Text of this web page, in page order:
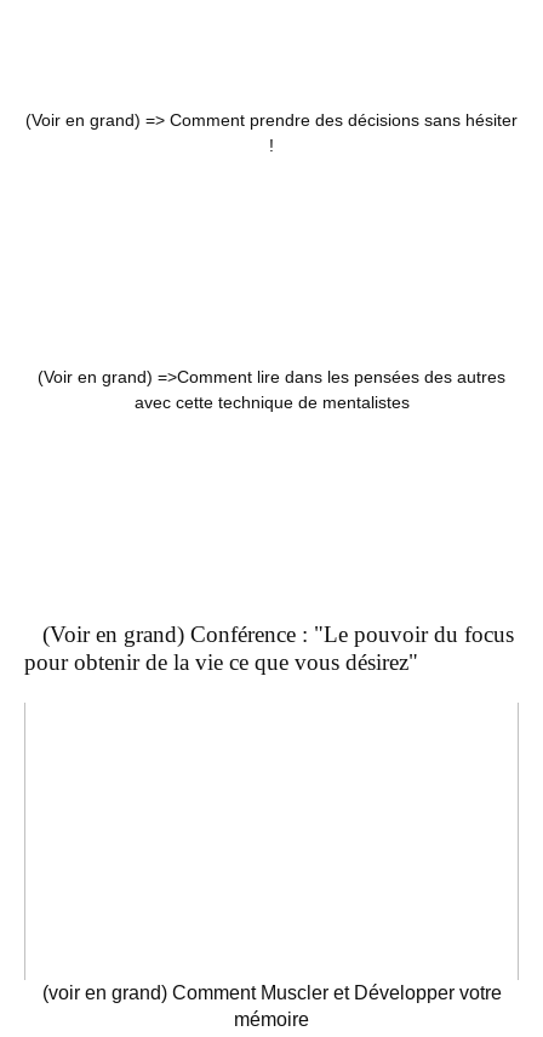
(Voir en grand) => Comment prendre des décisions sans hésiter
!
(Voir en grand) =>Comment lire dans les pensées des autres
avec cette technique de mentalistes
(Voir en grand) Conférence : "Le pouvoir du focus
pour obtenir de la vie ce que vous désirez"
(voir en grand) Comment Muscler et Développer votre
mémoire